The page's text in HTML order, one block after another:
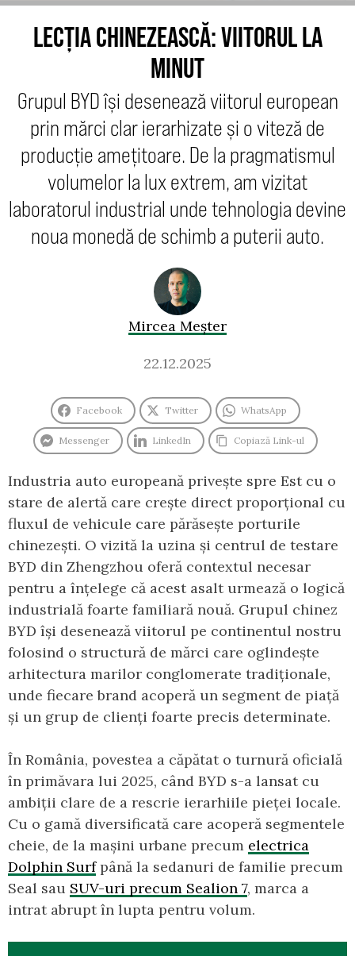
LECȚIA CHINEZEASCĂ: VIITORUL LA
MINUT
Grupul BYD își desenează viitorul european
prin mărci clar ierarhizate și o viteză de
producție amețitoare. De la pragmatismul
volumelor la lux extrem, am vizitat
laboratorul industrial unde tehnologia devine
noua monedă de schimb a puterii auto.
Mircea Meșter
22.12.2025
Facebook Twitter WhatsApp
Messenger LinkedIn Copiază Link-ul
Industria auto europeană privește spre Est cu o
stare de alertă care crește direct proporțional cu
fluxul de vehicule care părăsește porturile
chinezești. O vizită la uzina și centrul de testare
BYD din Zhengzhou oferă contextul necesar
pentru a înțelege că acest asalt urmează o logică
industrială foarte familiară nouă. Grupul chinez
BYD își desenează viitorul pe continentul nostru
folosind o structură de mărci care oglindește
arhitectura marilor conglomerate tradiționale,
unde fiecare brand acoperă un segment de piață
și un grup de clienți foarte precis determinate.
În România, povestea a căpătat o turnură oficială
în primăvara lui 2025, când BYD s-a lansat cu
ambiții clare de a rescrie ierarhiile pieței locale.
Cu o gamă diversificată care acoperă segmentele
cheie, de la mașini urbane precum electrica
Dolphin Surfpână la sedanuri de familie precum
Seal sau SUV-uri precum Sealion 7, marca a
intrat abrupt în lupta pentru volum.